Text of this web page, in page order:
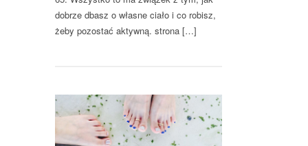
dobrze dbasz o własne ciało i co robisz,
żeby pozostać aktywną. strona […]